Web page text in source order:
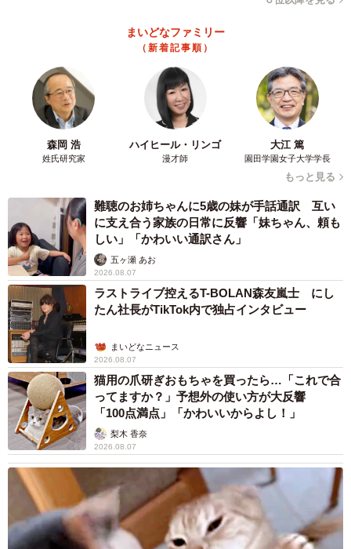
まいどなファミリー
（新着記事順）
森岡 浩
姓氏研究家
ハイヒール・リンゴ
漫才師
大江 篤
園田学園女子大学学長
もっと見る
難聴のお姉ちゃんに5歳の妹が手話通訳 互い
に支え合う家族の日常に反響「妹ちゃん、頼も
しい」「かわいい通訳さん」
五ヶ瀬 あお
2026.08.07
ラストライブ控えるT-BOLAN森友嵐士 にし
たん社長がTikTok内で独占インタビュー
まいどなニュース
2026.08.07
猫用の爪研ぎおもちゃを買ったら…「これで合
ってますか？」予想外の使い方が大反響
「100点満点」「かわいいからよし！」
梨木 香奈
2026.08.07